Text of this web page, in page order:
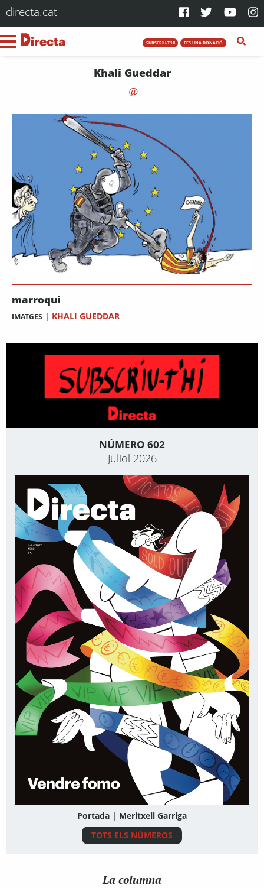
directa.cat
SUBSCRIU-T'HI FES UNA DONACIÓ
Khali Gueddar
marroqui
IMATGES | KHALI GUEDDAR
NÚMERO 602
Juliol 2026
Portada | Meritxell Garriga
TOTS ELS NÚMEROS
La columna